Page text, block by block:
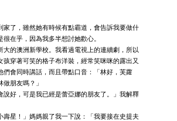
了，雖然她有時候有點霸道，會告訴我要做什
很在乎，因為我多半想討她歡心。
的澳洲新學校。我看過電視上的連續劇，所以
孩穿著可笑的格子布洋裝，經常笑咪咪的露出又
們會同時講話，而且帶點口音：「林好，芙蘿
朋友嗎？」
好，可是我已經是蕾亞娜的朋友了。」我解釋
星！」媽媽親了我一下說：「我要接在史提夫